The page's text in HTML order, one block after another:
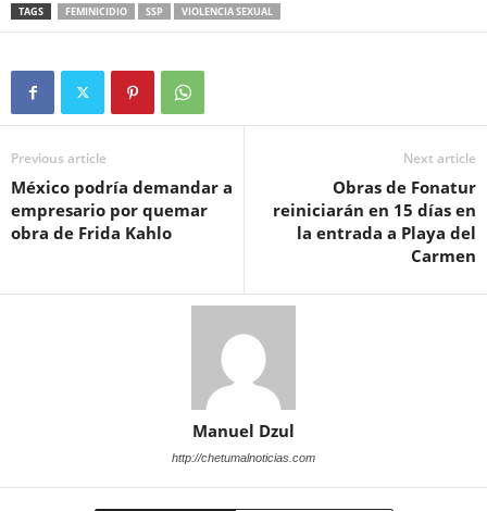
TAGS FEMINICIDIO SSP VIOLENCIA SEXUAL
Previous article
México podría demandar a
empresario por quemar
obra de Frida Kahlo
Next article
Obras de Fonatur
reiniciarán en 15 días en
la entrada a Playa del
Carmen
Manuel Dzul
http://chetumalnoticias.com